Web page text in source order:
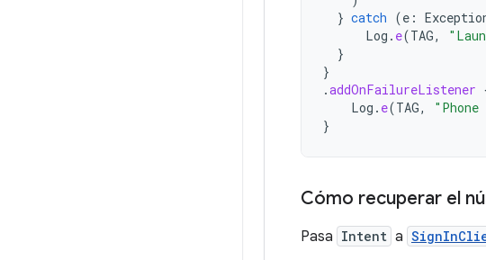
} catch (e :
Log . e(TAG,
}
}
.addOnFailureListener
Log . e(TAG,
}
Cómo recuperar el
Pasa Intent a